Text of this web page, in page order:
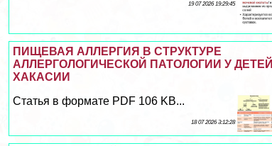
19 07 2026 19:29:45
ПИЩЕВАЯ АЛЛЕРГИЯ В СТРУКТУРЕ
АЛЛЕРГОЛОГИЧЕСКОЙ ПАТОЛОГИИ У ДЕТЕЙ
ХАКАСИИ
Статья в формате PDF 106 KB...
18 07 2026 3:12:28